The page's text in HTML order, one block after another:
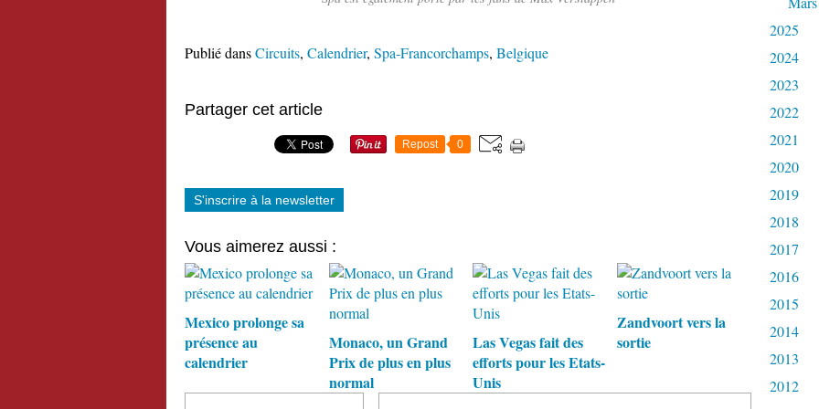
Publié dansCircuits, Calendrier, Spa-Francorchamps, Belgique
Partager cet article
Repost 0
S'inscrire à la newsletter
Vous aimerez aussi :
Mexico prolonge sa
présence au
calendrier
Monaco, un Grand
Prix de plus en plus
normal
Las Vegas fait des
efforts pour les Etats-
Unis
Zandvoort vers la
sortie
2025
2024
2023
2022
2021
2020
2019
2018
2017
2016
2015
2014
2013
2012